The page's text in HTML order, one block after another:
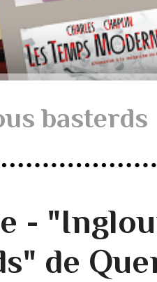
basterds
-
de